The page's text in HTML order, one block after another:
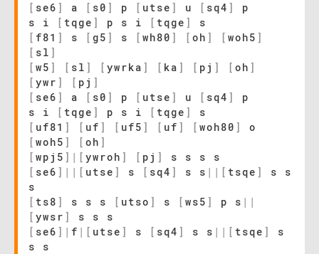
[ se6 ] a [ s0 ] p [ utse ] u [ sq4 ]
p
s i
[ tqge ] p s i [ tqge ]
s
[ f81 ] s [ g5 ] s [ wh80 ] [ oh ] [ woh5 ]
[ sl ]
[ w5 ] [ sl ] [ ywrka ] [ ka ] [ pj ] [ oh ]
[ ywr ] [ pj ]
[ se6 ] a [ s0 ] p [ utse ] u [ sq4 ]
p
s i
[ tqge ] p s i [ tqge ]
s
[ uf81 ] [ uf ] [ uf5 ] [ uf ] [ woh80 ]
o
[ woh5 ] [ oh ]
[ wpj5 ] | [ ywroh ] [ pj ]
s s s s
[ se6 ] | | [ utse ] s [ sq4 ] s s | | [ tsqe ]
s s
s
[ ts8 ] s s s [ utso ] s [ ws5 ] p s | |
[ ywsr ]
s s s
[ se6 ] | f | [ utse ] s [ sq4 ] s s | | [ tsqe ]
s
s s